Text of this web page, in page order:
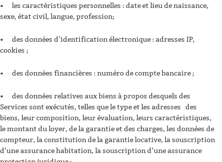
•
les caractéristiques personnelles : date et lieu de naissance,
sexe, état civil, langue, profession;
•
des données d’identification électronique : adresses IP,
cookies ;
• des données financières : numéro de compte bancaire ;
•
des données relatives aux biens à propos desquels des
Services sont exécutés, telles que le type et les adresses des
biens, leur composition, leur évaluation, leurs caractéristiques,
le montant du loyer, de la garantie et des charges, les données de
compteur, la constitution de la garantie locative, la souscription
d’une assurance habitation, la souscription d’une assurance